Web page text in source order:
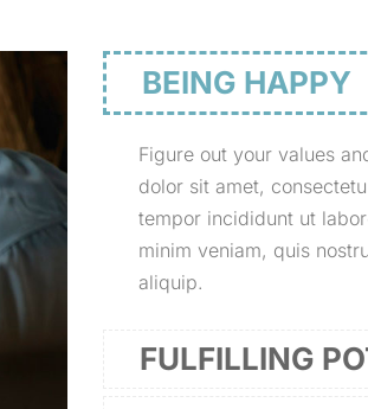
BEING HAPPY
Figure out your values
dolor sit amet,
tempor incididunt ut
minim veniam, quis
aliquip.
FULFILLING